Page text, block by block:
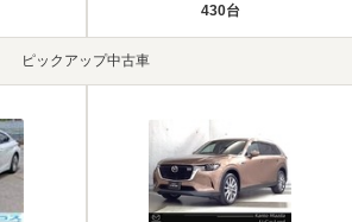
430台
ピックアップ中古車